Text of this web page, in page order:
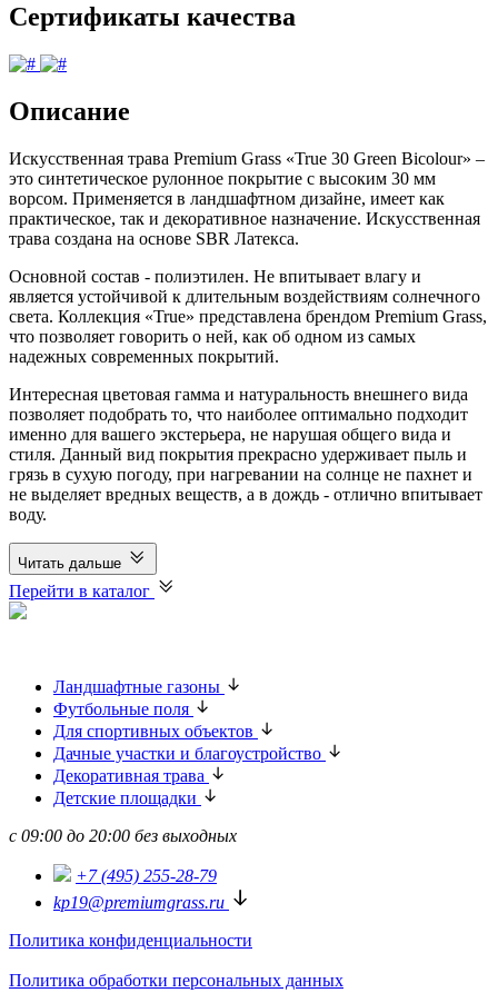
Сертификаты качества
Описание
Искусственная трава Premium Grass «True 30 Green Bicolour» –
это синтетическое рулонное покрытие с высоким 30 мм
ворсом. Применяется в ландшафтном дизайне, имеет как
практическое, так и декоративное назначение. Искусственная
трава создана на основе SBR Латекса.
Основной состав - полиэтилен. Не впитывает влагу и
является устойчивой к длительным воздействиям солнечного
света. Коллекция «True» представлена брендом Premium Grass,
что позволяет говорить о ней, как об одном из самых
надежных современных покрытий.
Интересная цветовая гамма и натуральность внешнего вида
позволяет подобрать то, что наиболее оптимально подходит
именно для вашего экстерьера, не нарушая общего вида и
стиля. Данный вид покрытия прекрасно удерживает пыль и
грязь в сухую погоду, при нагревании на солнце не пахнет и
не выделяет вредных веществ, а в дождь - отлично впитывает
воду.
Читать дальше
Перейти в каталог
Ландшафтные газоны
Футбольные поля
Для спортивных объектов
Дачные участки и благоустройство
Декоративная трава
Детские площадки
с 09:00 до 20:00 без выходных
+7 (495) 255-28-79
kp19@premiumgrass.ru
Политика конфиденциальности
Политика обработки персональных данных